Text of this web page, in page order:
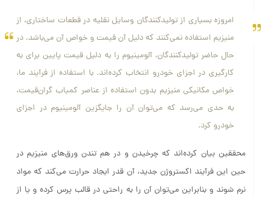
امروزه بسیاری از تولیدکنندگان وسایل نقلیه در قطعات ساختاری، از
منیزیم استفاده نمی‌کنند که دلیل آن قیمت و خواص آن می‌باشد. در
حال حاضر تولیدکنندگان، آلومینیوم را به دلیل قیمت پایین برای به
کارگیری در اجزای خودرو انتخاب کرده‌اند. با استفاده از فرآیند ما،
خواص مکانیکی منیزیم بدون استفاده از عناصر کمیاب گران‌قیمت،
به حدی می‌رسد که می‌توان آن را جایگزین آلومینیوم در اجزای
خودرو کرد.
محققین بیان کرده‌اند که چرخیدن و در هم تندن ورق‌های منیزیم در
حین این فرآیند اکستروژن جدید، آن قدر ایجاد حرارت می‌کند که مواد
نرم شوند و بنابراین می‌توان آن را به راحتی در قالب پرس کرده و یا از